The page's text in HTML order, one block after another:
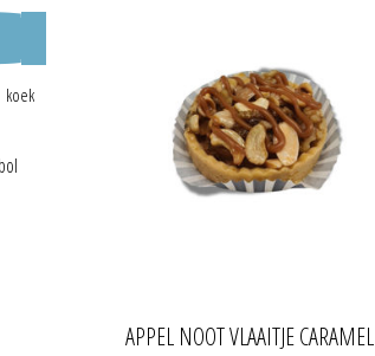
APPEL NOOT VLAAITJE CARAMEL
koek